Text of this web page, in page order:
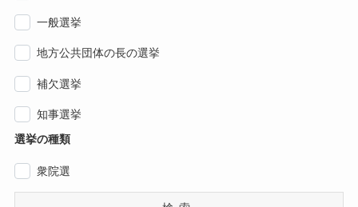
一般選挙
地方公共団体の長の選挙
補欠選挙
知事選挙
選挙の種類
衆院選